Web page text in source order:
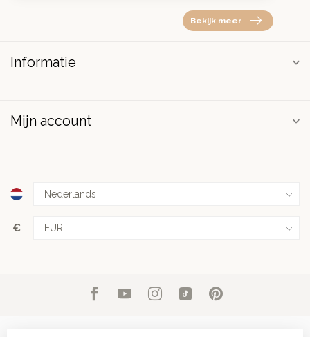
Bekijk meer
Informatie
Mijn account
€